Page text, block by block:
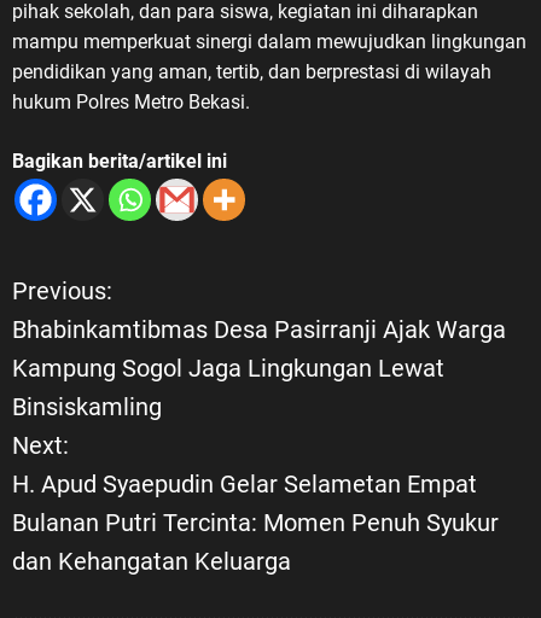
pihak sekolah, dan para siswa, kegiatan ini diharapkan
mampu memperkuat sinergi dalam mewujudkan lingkungan
pendidikan yang aman, tertib, dan berprestasi di wilayah
hukum Polres Metro Bekasi.
Bagikan berita/artikel ini
N
a
v
i
g
Previous:
Bhabinkamtibmas Desa Pasirranji Ajak Warga
Kampung Sogol Jaga Lingkungan Lewat
Binsiskamling
Next:
H. Apud Syaepudin Gelar Selametan Empat
Bulanan Putri Tercinta: Momen Penuh Syukur
dan Kehangatan Keluarga